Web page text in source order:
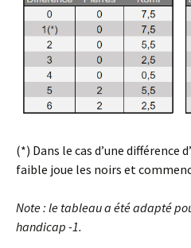
(*) Dans le cas d’une différence
faible joue les noirs et
Note : le tableau a été adapté
handicap -1.